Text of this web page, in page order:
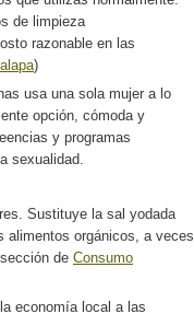
de limpieza
razonable en las
)
usa una sola mujer a lo
opción, cómoda y
y programas
sexualidad.
Sustituye la sal yodada
alimentos orgánicos, a veces
de Consumo
economía local a las